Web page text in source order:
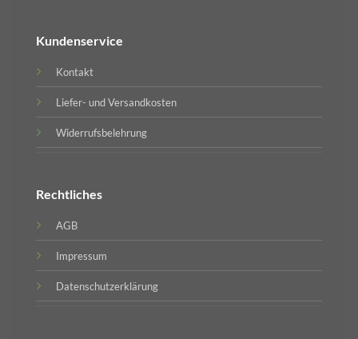
Kundenservice
Kontakt
Liefer- und Versandkosten
Widerrufsbelehrung
Rechtliches
AGB
Impressum
Datenschutzerklärung